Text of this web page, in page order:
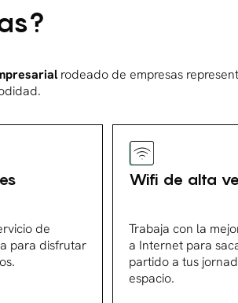
rodeado de empresas
de
para disfrutar
Wifi de alta
Trabaja con la
a Internet para
partido a tus
espacio.